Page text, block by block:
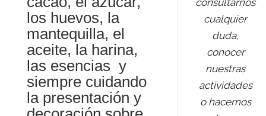
los huevos, la
mantequilla, el
aceite, la harina,
las esencias y
siempre cuidando
la presentación y
consultarnos
cualquier
duda,
conocer
nuestras
actividades
o hacernos